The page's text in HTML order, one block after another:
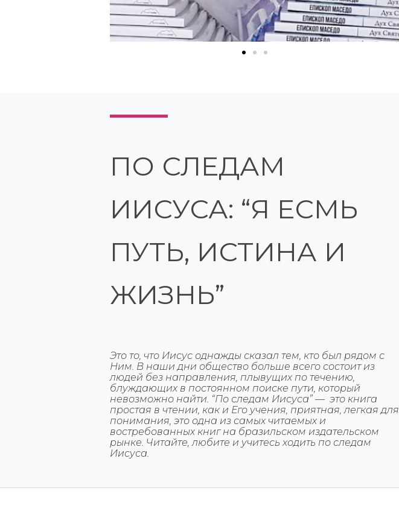
ПО СЛЕДАМ
ИИСУСА: “Я ЕСМЬ
ПУТЬ, ИСТИНА И
ЖИЗНЬ”
Это то, что Иисус однажды сказал тем, кто был рядом с
Ним. В наши дни общество больше всего состоит из
людей без направления, плывущих по течению,
блуждающих в постоянном поиске пути, который
невозможно найти. “По следам Иисуса” — это книга
простая в чтении, как и Его учения, приятная, легкая для
понимания, это одна из самых читаемых и
востребованных книг на бразильском издательском
рынке. Читайте, любите и учитесь ходить по следам
Иисуса.